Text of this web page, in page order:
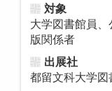
対象
大学図書館員
版関係者
出展社
都留文科大学